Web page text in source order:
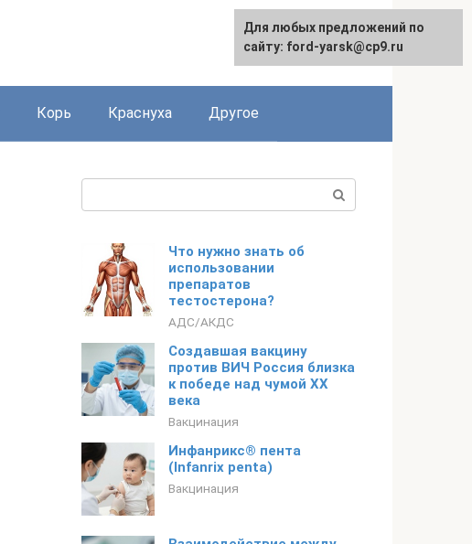
Корь Краснуха Другое
Что нужно знать об
использовании
препаратов
тестостерона?
АДС/АКДС
Создавшая вакцину
против ВИЧ Россия близка
к победе над чумой ХХ
века
Вакцинация
Инфанрикс® пента
(Infanrix penta)
Вакцинация
Для любых предложений по
сайту: ford-yarsk@cp9.ru